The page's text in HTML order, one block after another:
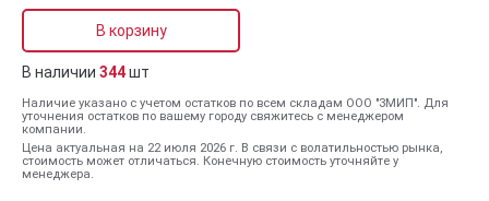
В корзину
В наличии 344шт
Наличие указано с учетом остатков по всем складам ООО "ЗМИП". Для
уточнения остатков по вашему городу свяжитесь с менеджером
компании.
Цена актуальная на 22 июля 2026 г. В связи с волатильностью рынка,
стоимость может отличаться. Конечную стоимость уточняйте у
менеджера.